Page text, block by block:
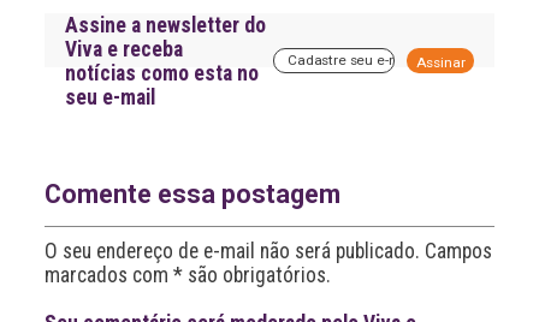
Assine a newsletter do
Viva e receba
notícias como esta no
seu e-mail
i
v
Comente essa postagem
O seu endereço de e-mail não será publicado. Campos
marcados com * são obrigatórios.